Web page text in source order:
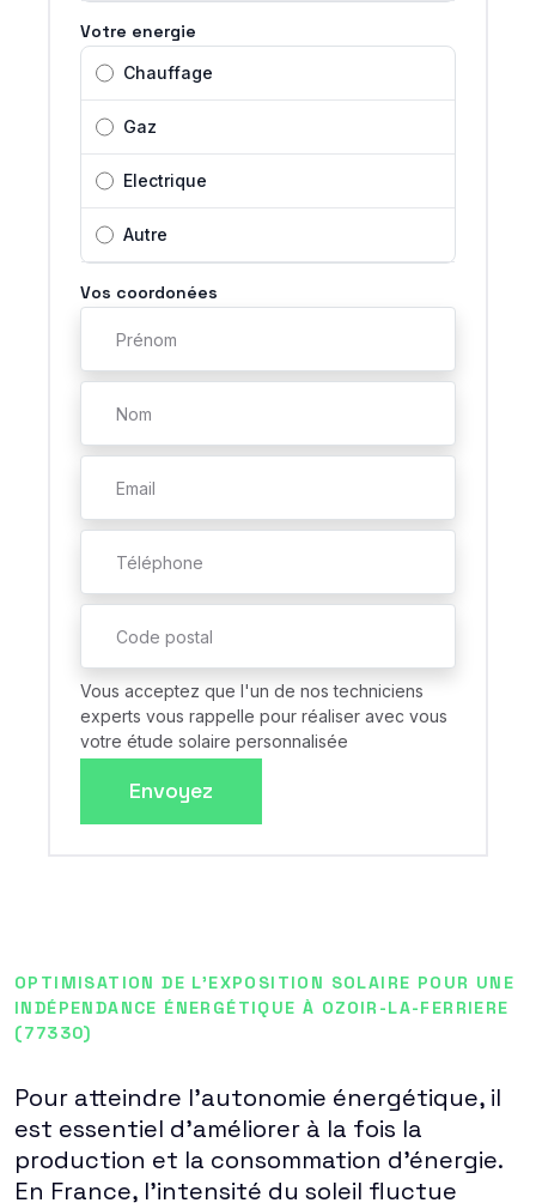
Votre energie
Chauffage
Gaz
Electrique
Autre
Vos coordonées
Vous acceptez que l'un de nos techniciens
experts vous rappelle pour réaliser avec vous
votre étude solaire personnalisée
Envoyez
OPTIMISATION DE L'EXPOSITION SOLAIRE POUR UNE
INDÉPENDANCE ÉNERGÉTIQUE À OZOIR-LA-FERRIERE
(77330)
Pour atteindre l'autonomie énergétique, il
est essentiel d'améliorer à la fois la
production et la consommation d'énergie.
En France, l'intensité du soleil fluctue